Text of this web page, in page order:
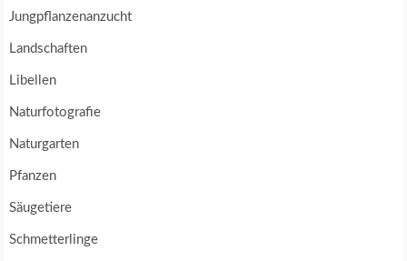
Jungpflanzenanzucht
Landschaften
Libellen
Naturfotografie
Naturgarten
Pfanzen
Säugetiere
Schmetterlinge